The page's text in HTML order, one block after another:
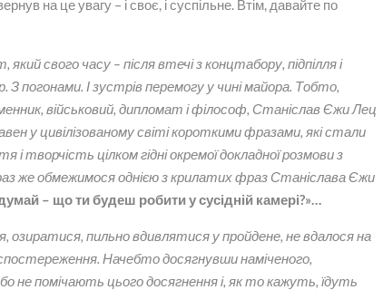
на це увагу – і своє, і суспільне. Втім, давайте по
свого часу – після втечі з концтабору, підпілля і
З погонами. І зустрів перемогу у чині майора. Тобто,
військовий, дипломат і філософ, Станіслав Єжи Лец
у цивілізованому світі короткими фразами, які стали
творчість цілком гідні окремої докладної розмови з
же обмежимося однією з крилатих фраз Станіслава Єжи
– що ти будеш робити у сусідній камері?»…
озиратися, пильно вдивлятися у пройдене, не вдалося на
Начебто досягнувши наміченого,
не помічають цього досягнення і, як то кажуть, їдуть